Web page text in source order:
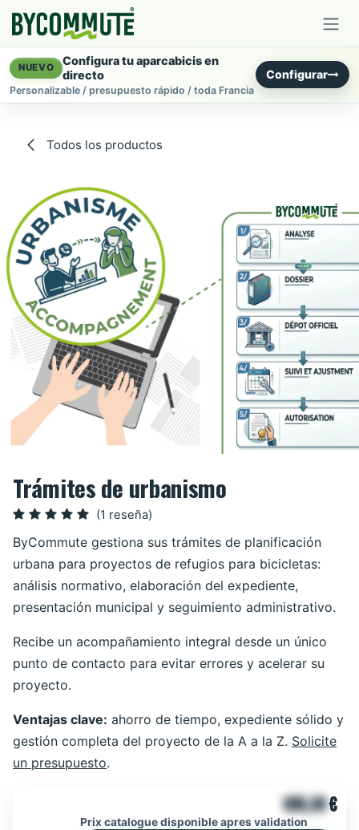
NUEVO
Configura tu aparcabicis en
directo
Personalizable / presupuesto rápido / toda Francia
Configurar
Todos los productos
Trámites de urbanismo
(1 reseña)
ByCommute gestiona sus trámites de planificación
urbana para proyectos de refugios para bicicletas:
análisis normativo, elaboración del expediente,
presentación municipal y seguimiento administrativo.
Recibe un acompañamiento integral desde un único
punto de contacto para evitar errores y acelerar su
proyecto.
Ventajas clave: ahorro de tiempo, expediente sólido y
gestión completa del proyecto de la A a la Z. Solicite
un presupuesto.
905,00€
Prix catalogue disponible apres validation